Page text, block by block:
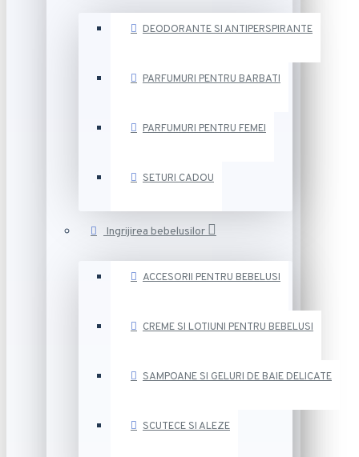
DEODORANTE SI ANTIPERSPIRANTE
PARFUMURI PENTRU BARBATI
PARFUMURI PENTRU FEMEI
SETURI CADOU
Ingrijirea bebelusilor
ACCESORII PENTRU BEBELUSI
CREME SI LOTIUNI PENTRU BEBELUSI
SAMPOANE SI GELURI DE BAIE DELICATE
SCUTECE SI ALEZE